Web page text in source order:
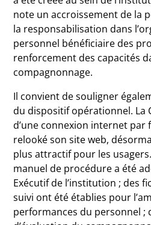
note un accroissement de la
la responsabilisation dans
personnel bénéficiaire des
renforcement des capacités
compagnonnage.
Il convient de souligner
du dispositif opérationnel. La
d’une connexion internet par
relooké son site web,
plus attractif pour les
manuel de procédure a été
Exécutif de l’institution ; des
suivi ont été établies pour
performances du personnel ;